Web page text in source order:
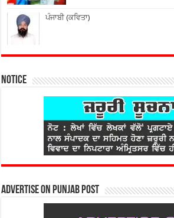
ਪੰਜਾਬੀ (ਕਵਿਤਾ)
Notice
Advertise on Punjab Post